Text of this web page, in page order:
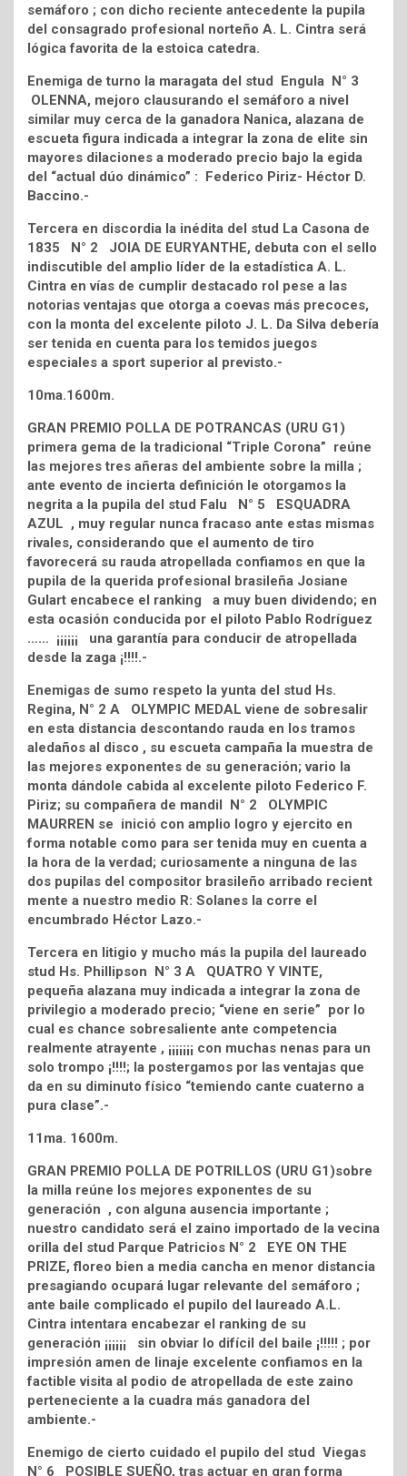
semáforo ; con dicho reciente antecedente la pupila
del consagrado profesional norteño A. L. Cintra será
lógica favorita de la estoica catedra.
Enemiga de turno la maragata del stud Engula N° 3
OLENNA, mejoro clausurando el semáforo a nivel
similar muy cerca de la ganadora Nanica, alazana de
escueta figura indicada a integrar la zona de elite sin
mayores dilaciones a moderado precio bajo la egida
del “actual dúo dinámico” : Federico Piriz- Héctor D.
Baccino.-
Tercera en discordia la inédita del stud La Casona de
1835 N° 2 JOIA DE EURYANTHE, debuta con el sello
indiscutible del amplio líder de la estadística A. L.
Cintra en vías de cumplir destacado rol pese a las
notorias ventajas que otorga a coevas más precoces,
con la monta del excelente piloto J. L. Da Silva debería
ser tenida en cuenta para los temidos juegos
especiales a sport superior al previsto.-
10ma.1600m.
GRAN PREMIO POLLA DE POTRANCAS (URU G1)
primera gema de la tradicional “Triple Corona” reúne
las mejores tres añeras del ambiente sobre la milla ;
ante evento de incierta definición le otorgamos la
negrita a la pupila del stud Falu N° 5 ESQUADRA
AZUL , muy regular nunca fracaso ante estas mismas
rivales, considerando que el aumento de tiro
favorecerá su rauda atropellada confiamos en que la
pupila de la querida profesional brasileña Josiane
Gulart encabece el ranking a muy buen dividendo; en
esta ocasión conducida por el piloto Pablo Rodríguez
…… ¡¡¡¡¡¡ una garantía para conducir de atropellada
desde la zaga ¡!!!!.-
Enemigas de sumo respeto la yunta del stud Hs.
Regina, N° 2 A OLYMPIC MEDAL viene de sobresalir
en esta distancia descontando rauda en los tramos
aledaños al disco , su escueta campaña la muestra de
las mejores exponentes de su generación; vario la
monta dándole cabida al excelente piloto Federico F.
Piriz; su compañera de mandil N° 2 OLYMPIC
MAURREN se inició con amplio logro y ejercito en
forma notable como para ser tenida muy en cuenta a
la hora de la verdad; curiosamente a ninguna de las
dos pupilas del compositor brasileño arribado recient
mente a nuestro medio R: Solanes la corre el
encumbrado Héctor Lazo.-
Tercera en litigio y mucho más la pupila del laureado
stud Hs. Phillipson N° 3 A QUATRO Y VINTE,
pequeña alazana muy indicada a integrar la zona de
privilegio a moderado precio; “viene en serie” por lo
cual es chance sobresaliente ante competencia
realmente atrayente , ¡¡¡¡¡¡¡ con muchas nenas para un
solo trompo ¡!!!!; la postergamos por las ventajas que
da en su diminuto físico “temiendo cante cuaterno a
pura clase”.-
11ma. 1600m.
GRAN PREMIO POLLA DE POTRILLOS (URU G1)sobre
la milla reúne los mejores exponentes de su
generación , con alguna ausencia importante ;
nuestro candidato será el zaino importado de la vecina
orilla del stud Parque Patricios N° 2 EYE ON THE
PRIZE, floreo bien a media cancha en menor distancia
presagiando ocupará lugar relevante del semáforo ;
ante baile complicado el pupilo del laureado A.L.
Cintra intentara encabezar el ranking de su
generación ¡¡¡¡¡¡ sin obviar lo difícil del baile ¡!!!!! ; por
impresión amen de linaje excelente confiamos en la
factible visita al podio de atropellada de este zaino
perteneciente a la cuadra más ganadora del
ambiente.-
Enemigo de cierto cuidado el pupilo del stud Viegas
N° 6 POSIBLE SUEÑO, tras actuar en gran forma